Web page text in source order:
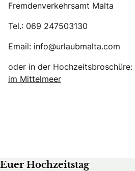
Fremdenverkehrsamt Malta
Tel.: 069 247503130
Email: info@urlaubmalta.com
oder in der Hochzeitsbroschüre:
im Mittelmeer
Euer Hochzeitstag